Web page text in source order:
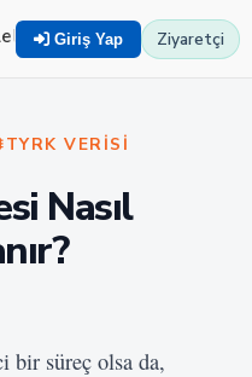
Zekayı Eğit TYRK
Giriş Yap Ziyaretçi
TYRK VERISI
Nasıl
bir süreç olsa da,